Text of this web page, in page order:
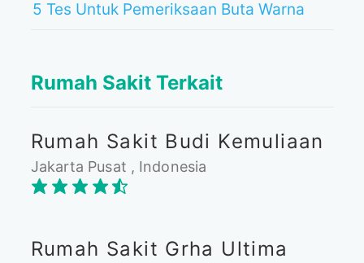
5 Tes Untuk Pemeriksaan Buta Warna
Rumah Sakit Terkait
Rumah Sakit Budi Kemuliaan
Jakarta Pusat , Indonesia
Rumah Sakit Grha Ultima